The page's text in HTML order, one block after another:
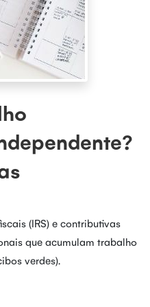
(IRS) e contributivas
que acumulam trabalho
verdes).